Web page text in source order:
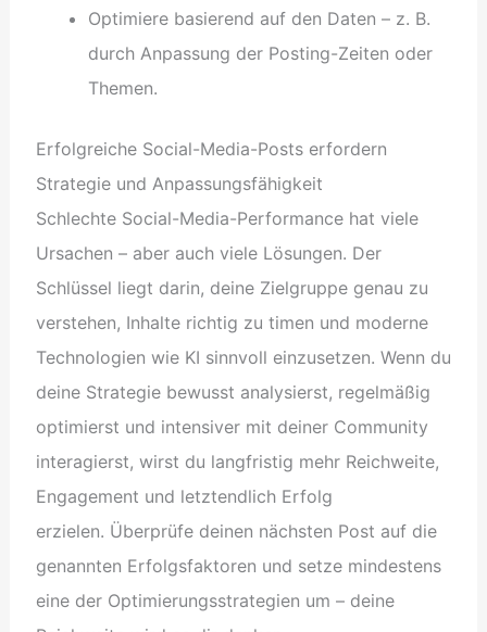
Optimiere basierend auf den Daten – z. B.
durch Anpassung der Posting-Zeiten oder
Themen.
Erfolgreiche Social-Media-Posts erfordern
Strategie und Anpassungsfähigkeit
Schlechte Social-Media-Performance hat viele
Ursachen – aber auch viele Lösungen. Der
Schlüssel liegt darin, deine Zielgruppe genau zu
verstehen, Inhalte richtig zu timen und moderne
Technologien wie KI sinnvoll einzusetzen. Wenn du
deine Strategie bewusst analysierst, regelmäßig
optimierst und intensiver mit deiner Community
interagierst, wirst du langfristig mehr Reichweite,
Engagement und letztendlich Erfolg
erzielen. Überprüfe deinen nächsten Post auf die
genannten Erfolgsfaktoren und setze mindestens
eine der Optimierungsstrategien um – deine